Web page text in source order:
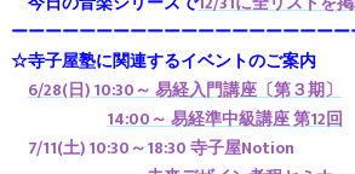
ーーーーーーーーーーーーーーーーーーー
☆寺子屋塾に関連するイベントのご案内
6/28(日) 10:30～ 易経入門講座〔第３期〕
14:00～ 易経準中級講座 第12回
7/11(土) 10:30～18:30 寺子屋Notion